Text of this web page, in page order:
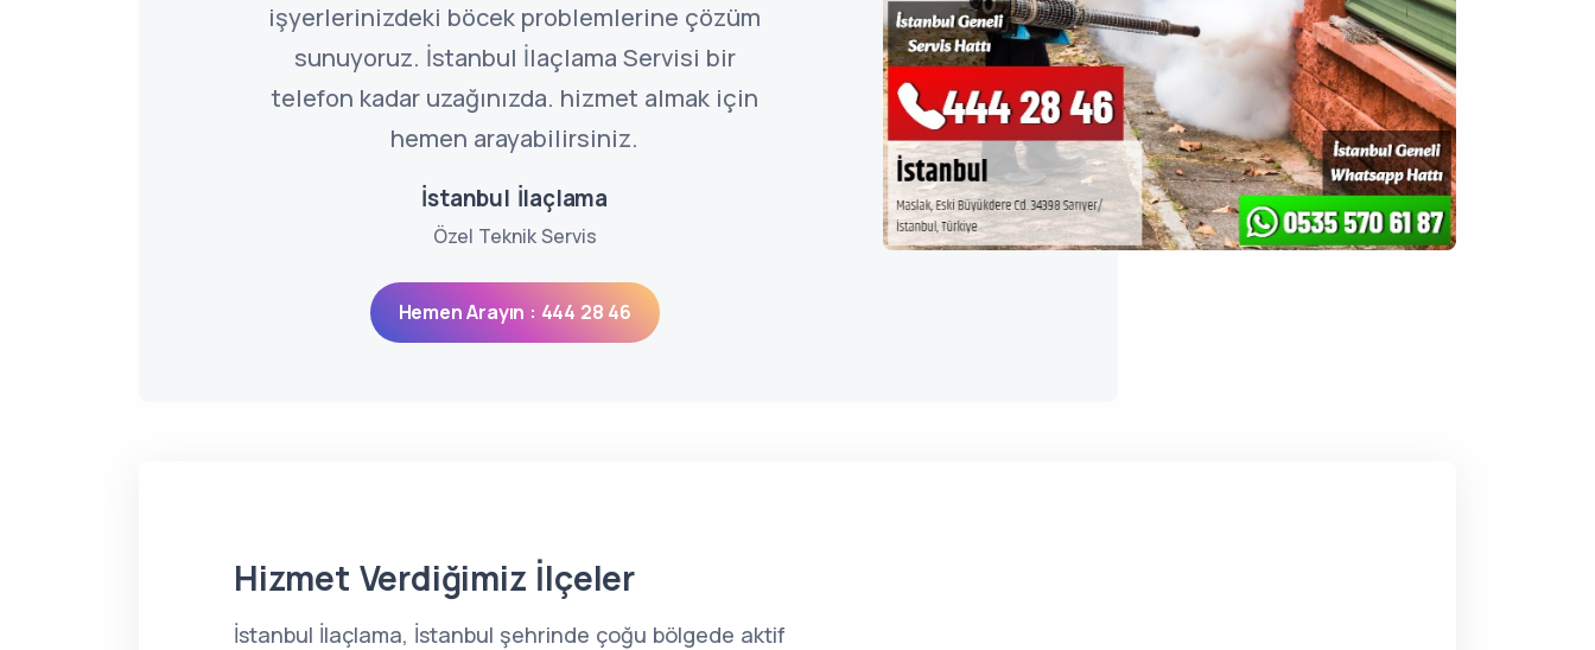
işyerlerinizdeki böcek problemlerine çözüm
sunuyoruz. İstanbul İlaçlama Servisi bir
telefon kadar uzağınızda. hizmet almak için
hemen arayabilirsiniz.
İstanbul İlaçlama
Özel Teknik Servis
Hemen Arayın : 444 28 46
Hizmet Verdiğimiz İlçeler
İstanbul İlaçlama, İstanbul şehrinde çoğu bölgede aktif